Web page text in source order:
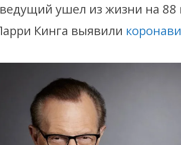
ушел из жизни на 88
Кинга выявили